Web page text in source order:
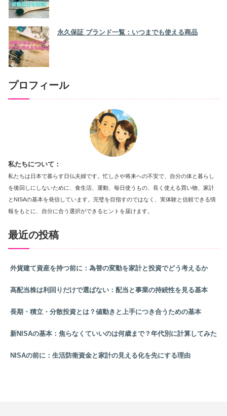
永久保証 ブランド一覧：いつまでも使える商品
プロフィール
私たちについて：
私たちは日本で暮らす日仏夫婦です。忙しさや将来への不安で、自分の体と暮らし
を後回しにしないために、食生活、運動、毎日使うもの、長く使える買い物、家計
とNISAの基本を発信しています。完璧を目指すのではなく、実体験と信頼できる情
報をもとに、自分に合う選択ができるヒントを届けます。
最近の投稿
外貨建て資産を持つ前に：為替の変動を家計と投資でどう考えるか
高配当株は利回りだけで選ばない：配当と事業の持続性を見る基本
長期・積立・分散投資とは？値動きと上手につき合うための基本
新NISAの基本：焦らなくていいのは何歳まで？年代別に計算してみた
NISAの前に：生活防衛資金と家計の見える化を先にする理由